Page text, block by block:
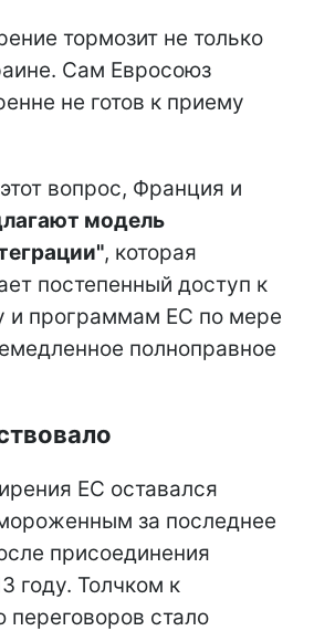
тормозит не только
Сам Евросоюз
не готов к приему
вопрос, Франция и
модель
, которая
постепенный доступ к
и программам ЕС по мере
полноправное
ЕС оставался
за последнее
присоединения
году. Толчком к
переговоров стало